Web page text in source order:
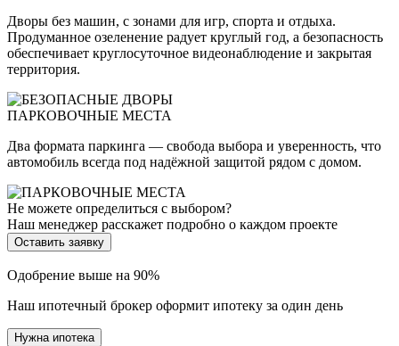
Дворы без машин, с зонами для игр, спорта и отдыха.
Продуманное озеленение радует круглый год, а безопасность
обеспечивает круглосуточное видеонаблюдение и закрытая
территория.
ПАРКОВОЧНЫЕ МЕСТА
Два формата паркинга — свобода выбора и уверенность, что
автомобиль всегда под надёжной защитой рядом с домом.
Не можете определиться с выбором?
Наш менеджер расскажет подробно о каждом проекте
Оставить заявку
Одобрение выше на 90%
Наш ипотечный брокер оформит ипотеку за один день
Нужна ипотека